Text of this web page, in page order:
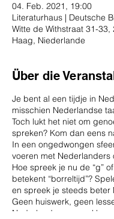
04. Feb. 2021, 19:00
Literaturhaus | Deutsche
Witte de Withstraat 31-33,
Haag, Niederlande
Über die
Je bent al een tijdje in
misschien Nederlandse
Toch lukt het niet om
spreken? Kom dan eens
In een ongedwongen
voeren met Nederlanders
Hoe spreek je nu de “g”
betekent “borreltijd”?
en spreek je steeds beter
Geen huiswerk, geen
Nederlandse gesprekken.